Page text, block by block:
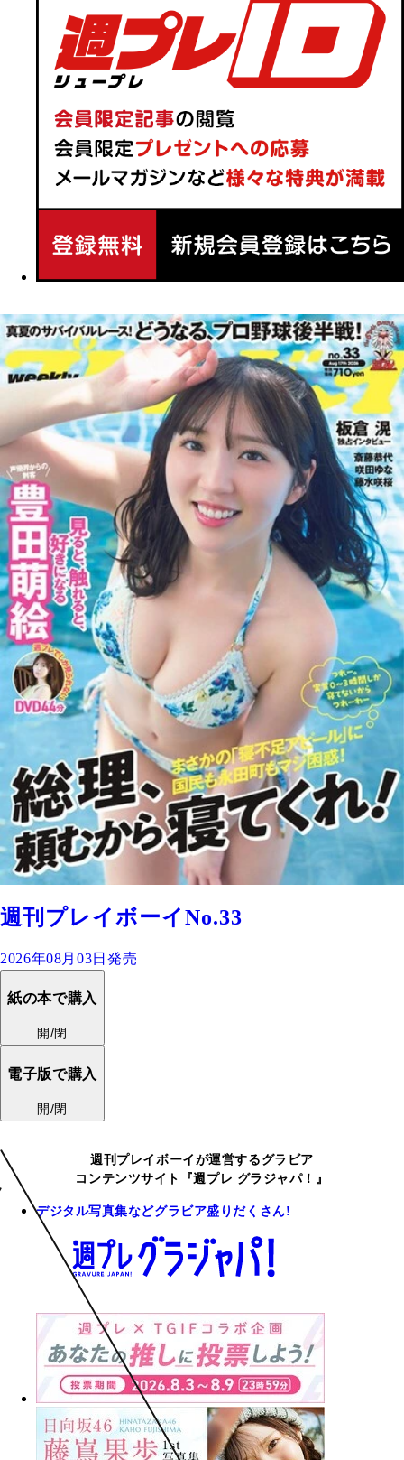
週刊プレイボーイNo.33
2026年08月03日発売
紙の本で購入
開/閉
電子版で購入
開/閉
週刊プレイボーイが運営するグラビア
コンテンツサイト『週プレ グラジャパ！』
デジタル写真集などグラビア盛りだくさん!